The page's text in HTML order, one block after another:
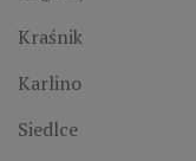
Kraśnik
Karlino
Siedlce